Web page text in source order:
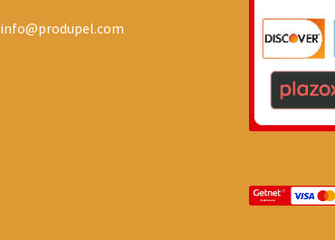
info@produpel.com